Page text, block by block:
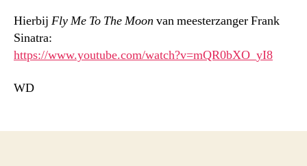
Hierbij Fly Me To The Moon van meesterzanger Frank
Sinatra:
https://www.youtube.com/watch?v=mQR0bXO_yI8
WD